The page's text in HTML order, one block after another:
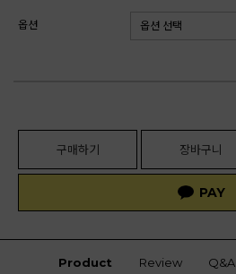
옵션
구매하기 장바구니
Product Review Q&A